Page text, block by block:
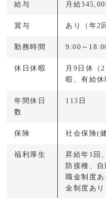
給与 月給
賞与 あり（年2
勤務時間 9:00～
休日休暇
月9日休（
暇、有給休
年間休日
数
113日
保険 社会保険(
福利厚生
昇給年1回
防接種、
職金制度
金制度あり